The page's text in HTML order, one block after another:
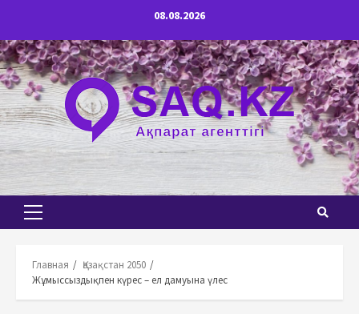
содержимому
08.08.2026
Основное
Главная
Қазақстан 2050
Жұмыссыздықпен күрес – ел дамуына үлес